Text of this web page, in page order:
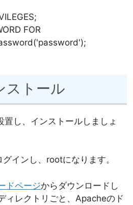
FOR
ストール
し、インストールしましょ
インし、rootになります。
ドページからダウンロードし
ィレクトリごと、Apacheのド